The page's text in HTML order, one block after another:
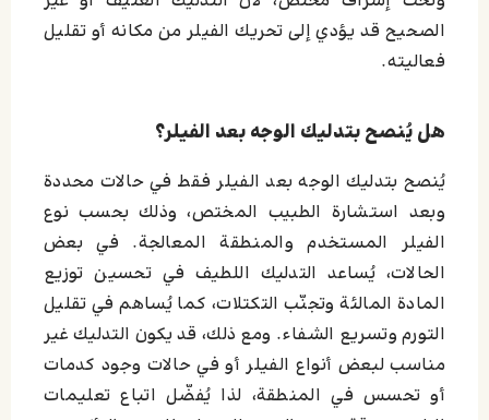
الصحيح قد يؤدي إلى تحريك الفيلر من مكانه أو تقليل
فعاليته.
هل يُنصح بتدليك الوجه بعد الفيلر؟
يُنصح بتدليك الوجه بعد الفيلر فقط في حالات محددة
وبعد استشارة الطبيب المختص، وذلك بحسب نوع
الفيلر المستخدم والمنطقة المعالجة. في بعض
الحالات، يُساعد التدليك اللطيف في تحسين توزيع
المادة المالئة وتجنّب التكتلات، كما يُساهم في تقليل
التورم وتسريع الشفاء. ومع ذلك، قد يكون التدليك غير
مناسب لبعض أنواع الفيلر أو في حالات وجود كدمات
أو تحسس في المنطقة، لذا يُفضّل اتباع تعليمات